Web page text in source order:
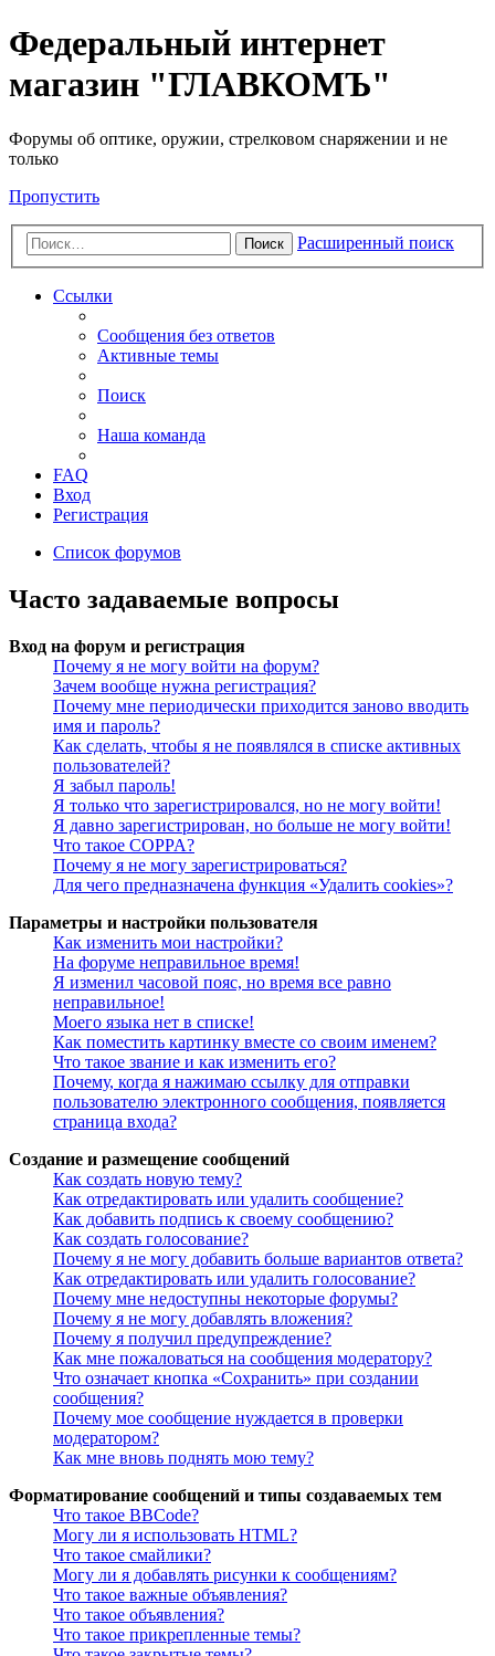
Федеральный интернет
магазин "ГЛАВКОМЪ"
Форумы об оптике, оружии, стрелковом снаряжении и не
только
Пропустить
Поиск Расширенный поиск
Ссылки
Сообщения без ответов
Активные темы
Поиск
Наша команда
FAQ
Вход
Регистрация
Список форумов
Часто задаваемые вопросы
Вход на форум и регистрация
Почему я не могу войти на форум?
Зачем вообще нужна регистрация?
Почему мне периодически приходится заново вводить
имя и пароль?
Как сделать, чтобы я не появлялся в списке активных
пользователей?
Я забыл пароль!
Я только что зарегистрировался, но не могу войти!
Я давно зарегистрирован, но больше не могу войти!
Что такое COPPA?
Почему я не могу зарегистрироваться?
Для чего предназначена функция «Удалить cookies»?
Параметры и настройки пользователя
Как изменить мои настройки?
На форуме неправильное время!
Я изменил часовой пояс, но время все равно
неправильное!
Моего языка нет в списке!
Как поместить картинку вместе со своим именем?
Что такое звание и как изменить его?
Почему, когда я нажимаю ссылку для отправки
пользователю электронного сообщения, появляется
страница входа?
Создание и размещение сообщений
Как создать новую тему?
Как отредактировать или удалить сообщение?
Как добавить подпись к своему сообщению?
Как создать голосование?
Почему я не могу добавить больше вариантов ответа?
Как отредактировать или удалить голосование?
Почему мне недоступны некоторые форумы?
Почему я не могу добавлять вложения?
Почему я получил предупреждение?
Как мне пожаловаться на сообщения модератору?
Что означает кнопка «Сохранить» при создании
сообщения?
Почему мое сообщение нуждается в проверки
модератором?
Как мне вновь поднять мою тему?
Форматирование сообщений и типы создаваемых тем
Что такое BBCode?
Могу ли я использовать HTML?
Что такое смайлики?
Могу ли я добавлять рисунки к сообщениям?
Что такое важные объявления?
Что такое объявления?
Что такое прикрепленные темы?